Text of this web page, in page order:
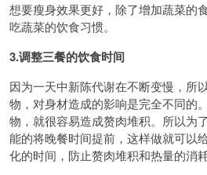
想要瘦身效果更好，除了增加蔬菜的
吃蔬菜的饮食习惯。
3.调整三餐的饮食时间
因为一天中新陈代谢在不断变慢，所
物，对身材造成的影响是完全不同的
物，就很容易造成赘肉堆积。所以为
能的将晚餐时间提前，这样做就可以
化的时间，防止赘肉堆积和热量的消耗